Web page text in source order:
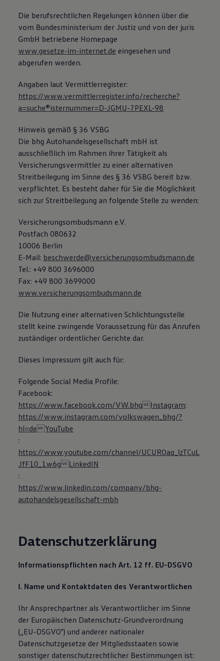
Lifestyle
Transport
Familie
Elektromobilität
Volkswagen R
Pannen- und Unfallhilfe
Die berufsrechtlichen Regelungen können über die
vom Bundesministerium der Justiz und von der juris
GmbH betriebene Homepage
www.gesetze-im-internet.de eingesehen und
abgerufen werden.
Angaben laut Vermittlerregister:
https://www.vermittlerregister.info/recherche?
a=suche®isternummer=D-JGMU-7PEXL-98
Hinweis gemäß § 36 VSBG
Die bhg Autohandelsgesellschaft mbH ist
ausschließlich im Rahmen ihrer Tätigkeit als
Versicherungsvermittler zu einer alternativen
Streitbeilegung im Sinne des § 36 VSBG bereit bzw.
verpflichtet. Es besteht daher für Sie die Möglichkeit
sich zur Streitbeilegung an folgende Stelle zu wenden:
Versicherungsombudsmann e.V.
Postfach 080632
10006 Berlin
E-Mail: beschwerde@versicherungsombudsmann.de
Tel.: +49 800 3696000
Fax: +49 800 3699000
www.versicherungsombudsmann.de
Die Nutzung einer alternativen Schlichtungsstelle
stellt keine zwingende Voraussetzung für das Anrufen
zuständiger ordentlicher Gerichte dar.
Dieses Impressum gilt auch für:
Folgende Social Media Profile:
Facebook:
https://www.facebook.com/VW.bhgInstagram:
https://www.instagram.com/volkswagen_bhg/?
hl=deYouTube
:
https://www.youtube.com/channel/UCUROaq_lzTCuL
JfF10_1w6gLinkedIN
:
https://www.linkedin.com/company/bhg-
autohandelsgesellschaft-mbh
Datenschutzerklärung
Informationspflichten nach Art. 12 ff. EU-DSGVO
I. Name und Kontaktdaten des Verantwortlichen
Ihr Ansprechpartner als Verantwortlicher im Sinne
der Europäischen Datenschutz-Grundverordnung
(„EU-DSGVO") und anderer nationaler
Datenschutzgesetze der Mitgliedsstaaten sowie
sonstiger datenschutzrechtlicher Bestimmungen ist: